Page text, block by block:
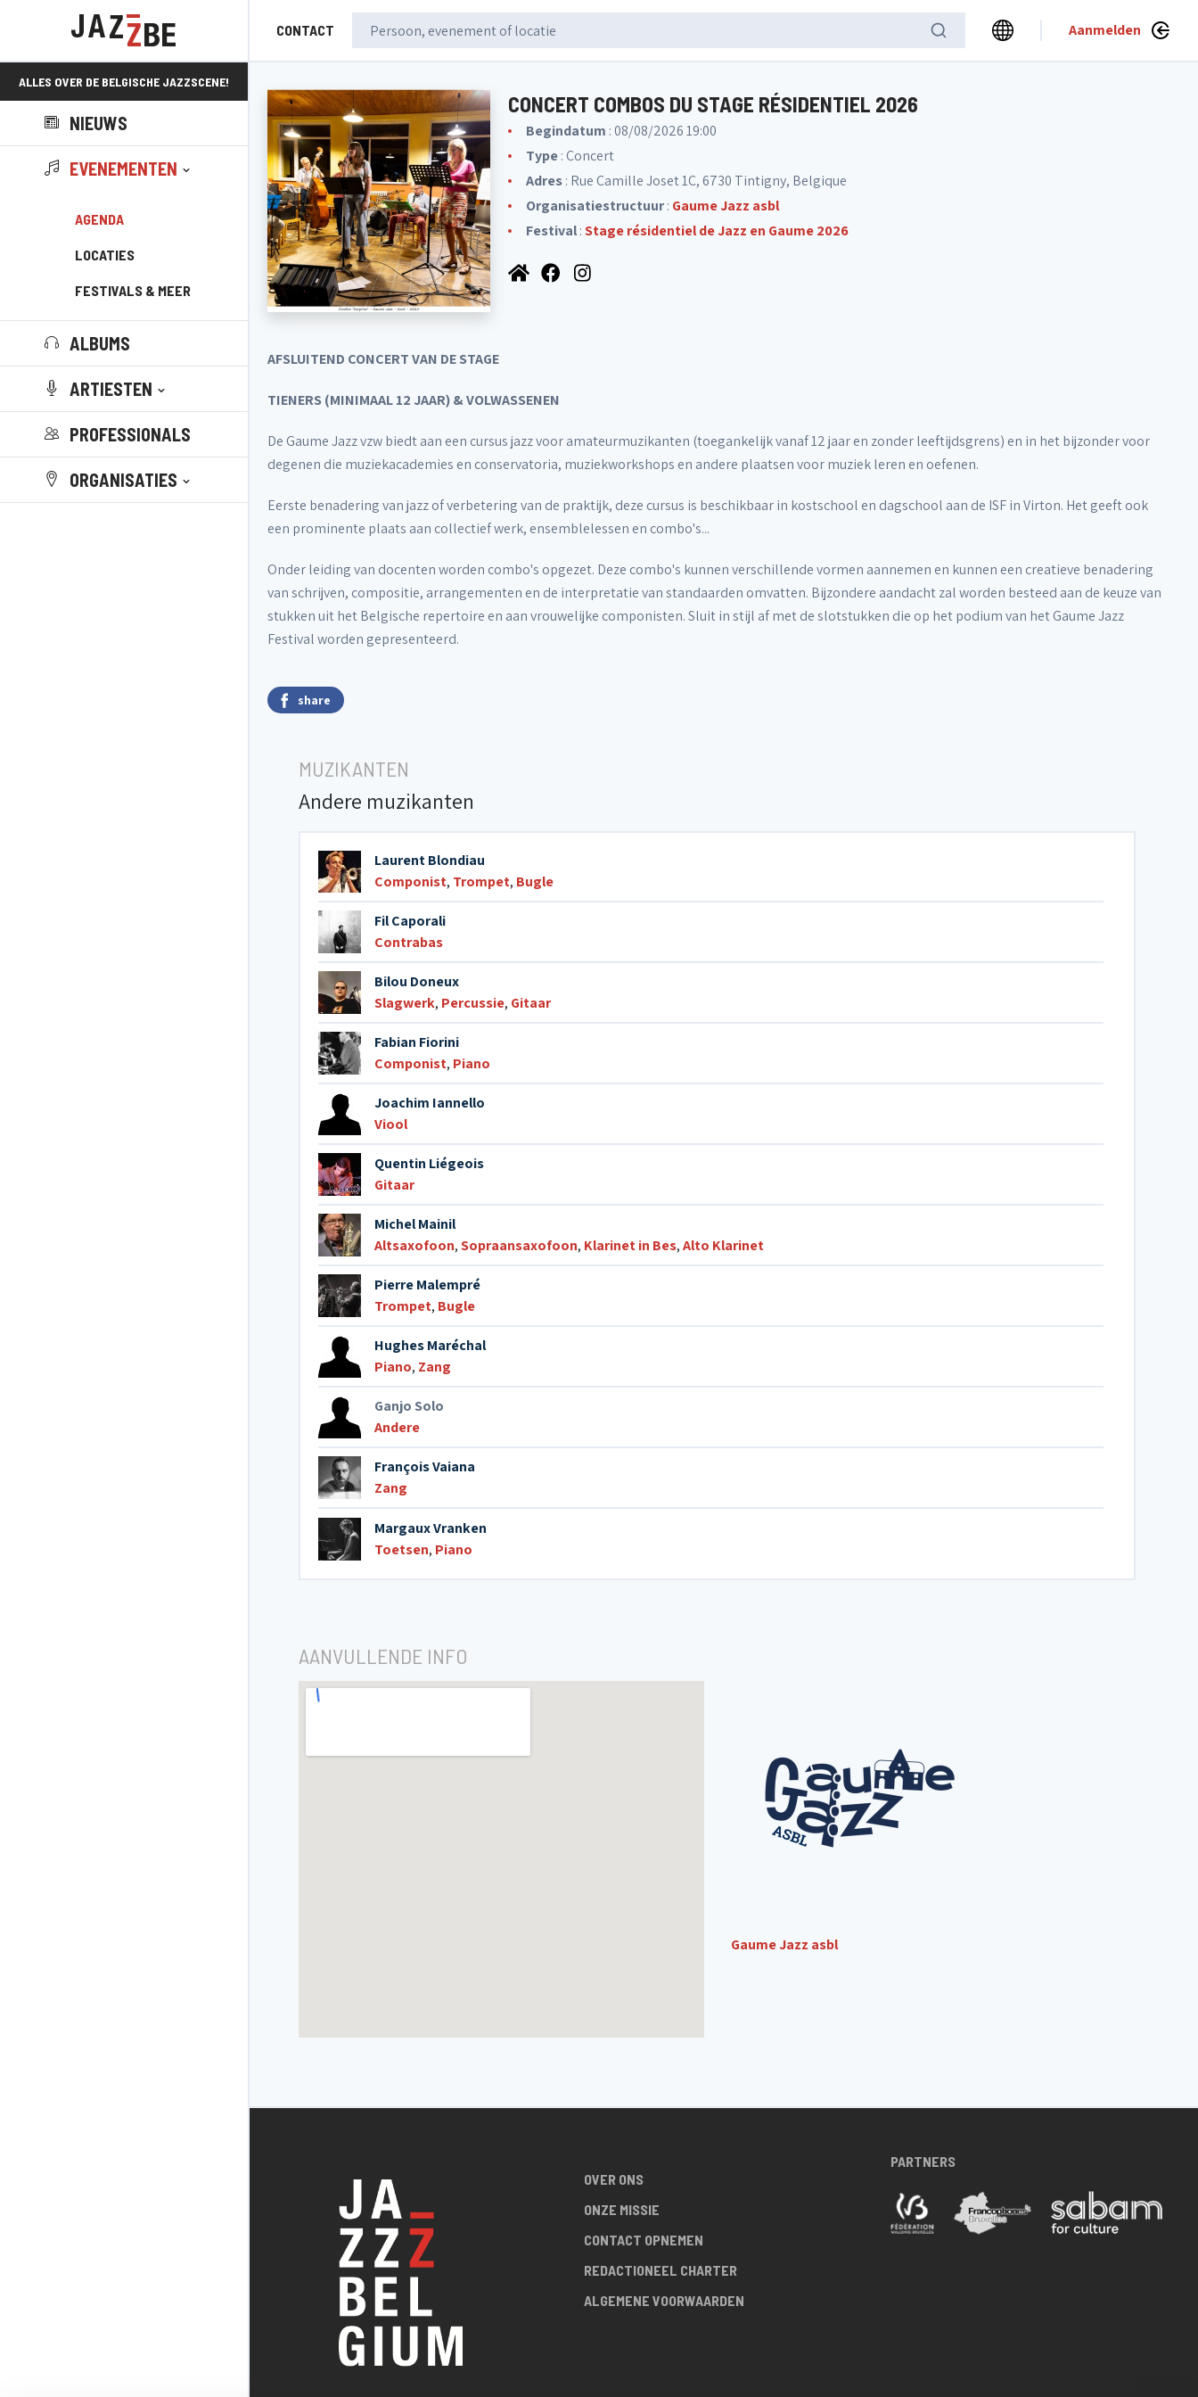
CONTACT Aanmelden
ALLES OVER DE BELGISCHE JAZZSCENE!
NIEUWS
EVENEMENTEN
AGENDA
LOCATIES
FESTIVALS & MEER
ALBUMS
ARTIESTEN
PROFESSIONALS
ORGANISATIES
CONCERT COMBOS DU STAGE RÉSIDENTIEL 2026
Begindatum : 08/08/2026 19:00
Type: Concert
Adres: Rue Camille Joset 1C, 6730 Tintigny, Belgique
Organisatiestructuur: Gaume Jazz asbl
Festival:Stage résidentiel de Jazz en Gaume 2026
AFSLUITEND CONCERT VAN DE STAGE
TIENERS (MINIMAAL 12 JAAR) & VOLWASSENEN
De Gaume Jazz vzw biedt aan een cursus jazz voor amateurmuzikanten (toegankelijk vanaf 12 jaar en zonder leeftijdsgrens) en in het bijzonder voor
degenen die muziekacademies en conservatoria, muziekworkshops en andere plaatsen voor muziek leren en oefenen.
Eerste benadering van jazz of verbetering van de praktijk, deze cursus is beschikbaar in kostschool en dagschool aan de ISF in Virton. Het geeft ook
een prominente plaats aan collectief werk, ensemblelessen en combo's...
Onder leiding van docenten worden combo's opgezet. Deze combo's kunnen verschillende vormen aannemen en kunnen een creatieve benadering
van schrijven, compositie, arrangementen en de interpretatie van standaarden omvatten. Bijzondere aandacht zal worden besteed aan de keuze van
stukken uit het Belgische repertoire en aan vrouwelijke componisten. Sluit in stijl af met de slotstukken die op het podium van het Gaume Jazz
Festival worden gepresenteerd.
share
MUZIKANTEN
Andere muzikanten
Laurent Blondiau
Componist, Trompet, Bugle
Fil Caporali
Contrabas
Bilou Doneux
Slagwerk, Percussie, Gitaar
Fabian Fiorini
Componist, Piano
Joachim Iannello
Viool
Quentin Liégeois
Gitaar
Michel Mainil
Altsaxofoon,Sopraansaxofoon, Klarinet in Bes,Alto Klarinet
Pierre Malempré
Trompet, Bugle
Hughes Maréchal
Piano, Zang
Ganjo Solo
Andere
François Vaiana
Zang
Margaux Vranken
Toetsen, Piano
AANVULLENDE INFO
Gaume Jazz asbl
OVER ONS
ONZE MISSIE
CONTACT OPNEMEN
REDACTIONEEL CHARTER
ALGEMENE VOORWAARDEN
PARTNERS